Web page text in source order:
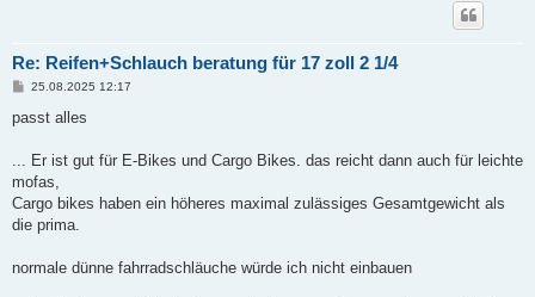
Re: Reifen+Schlauch beratung für 17 zoll 2 1/4
B
i
a
25.08.2025 12:17
passt alles
... Er ist gut für E-Bikes und Cargo Bikes. das reicht dann auch für leichte
mofas,
Cargo bikes haben ein höheres maximal zulässiges Gesamtgewicht als
die prima.
normale dünne fahrradschläuche würde ich nicht einbauen